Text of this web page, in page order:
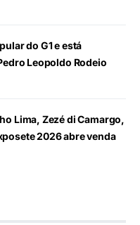
do G1 e está
Leopoldo Rodeio
Lima, Zezé di Camargo,
2026 abre venda